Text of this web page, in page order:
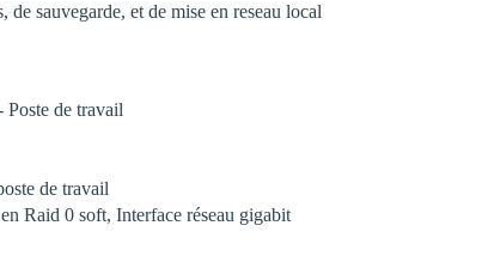
sauvegarde, et de mise en reseau local
de travail
de travail
Raid 0 soft, Interface réseau gigabit